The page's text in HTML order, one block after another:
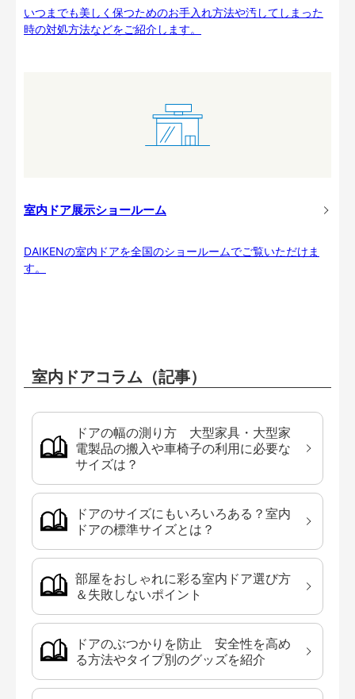
いつまでも美しく保つためのお手入れ方法や汚してしまった
時の対処方法などをご紹介します。
室内ドア展示ショールーム
DAIKENの室内ドアを全国のショールームでご覧いただけま
す。
室内ドアコラム（記事）
ドアの幅の測り方 大型家具・大型家
電製品の搬入や車椅子の利用に必要な
サイズは？
ドアのサイズにもいろいろある？室内
ドアの標準サイズとは？
部屋をおしゃれに彩る室内ドア選び方
＆失敗しないポイント
ドアのぶつかりを防止 安全性を高め
る方法やタイプ別のグッズを紹介